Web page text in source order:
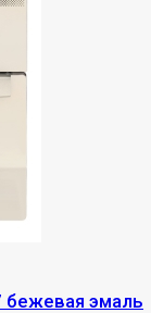
бежевая эмаль